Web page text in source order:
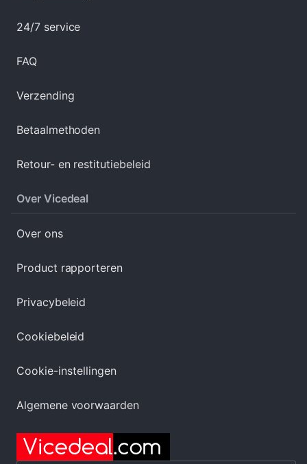
24/7 service
FAQ
Verzending
Betaalmethoden
Retour- en restitutiebeleid
Over Vicedeal
Over ons
Product rapporteren
Privacybeleid
Cookiebeleid
Cookie-instellingen
Algemene voorwaarden